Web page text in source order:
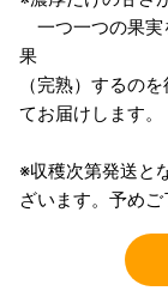
一つ一つの果実
果
（完熟）するの
てお届けします。
※収穫次第発送と
ざいます。予めご